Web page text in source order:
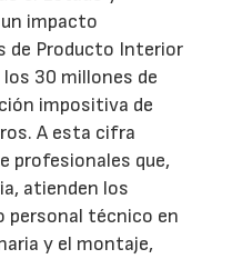
impacto
de Producto Interior
los 30 millones de
impositiva de
A esta cifra
profesionales que,
atienden los
personal técnico en
y el montaje,